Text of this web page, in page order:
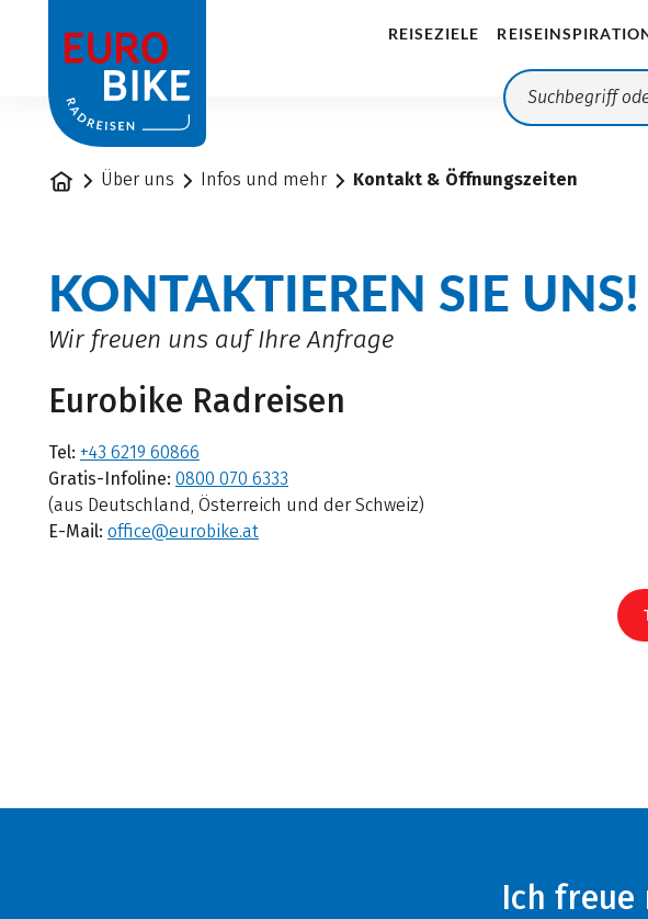
REISEZIELE
StartseiteÜber uns Infos und mehr Kontakt & Öffnungszeiten
KONTAKTIEREN SIE UNS!
Wir freuen uns auf Ihre Anfrage
Eurobike Radreisen
Tel: +43 6219 60866
Gratis-Infoline: 0800 070 6333
(aus Deutschland, Österreich und der Schweiz)
E-Mail: office@eurobike.at
Ich freue